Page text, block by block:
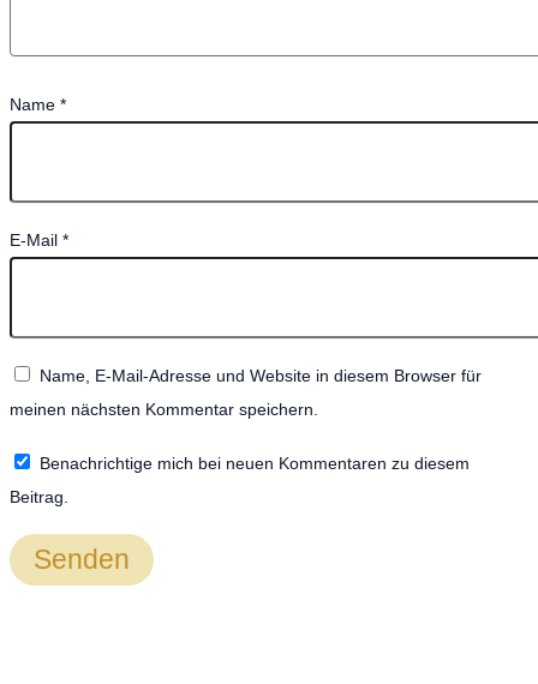
Name *
E-Mail *
Name, E-Mail-Adresse und Website in diesem Browser für
meinen nächsten Kommentar speichern.
Benachrichtige mich bei neuen Kommentaren zu diesem
Beitrag.